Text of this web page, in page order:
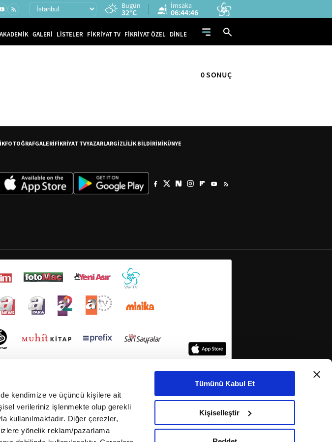
kendimize ve üçüncü kişilere ait
verileriniz işlenmekte olup gerekli
kullanılmaktadır. Diğer çerezler,
yönelik reklam/pazarlama
Tümünü Kabul Et
Kişiselleştir
Bugün
32°C
İmsaka
06:44:46
AKADEMİK GALERİ LİSTELER FİKRİYAT TV FİKRİYAT ÖZEL DİNLE
0 SONUÇ
FOTOĞRAFGALERİFİKRİYAT TVYAZARLARGİZLİLİK BİLDİRİMİKÜNYE